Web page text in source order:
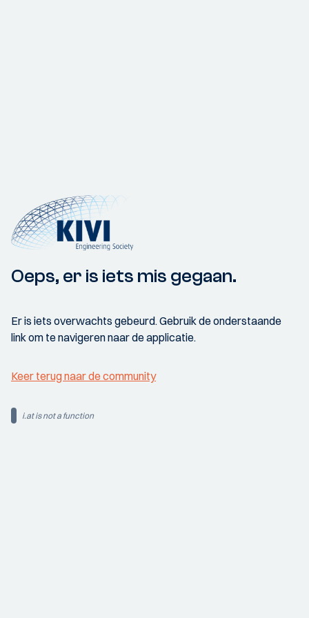
Oeps, er is iets mis gegaan.
Er is iets overwachts gebeurd. Gebruik de onderstaande
link om te navigeren naar de applicatie.
Keer terug naar de community
i.at is not a function